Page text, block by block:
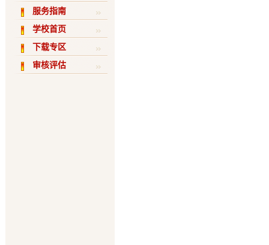
服务指南
学校首页
下载专区
审核评估